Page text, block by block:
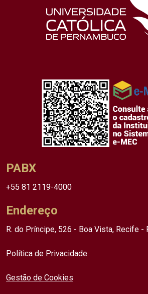
PABX
+55 81 2119-4000
Endereço
R. do Príncipe, 526 - Boa Vista, Recife -
Política de Privacidade
Gestão de Cookies